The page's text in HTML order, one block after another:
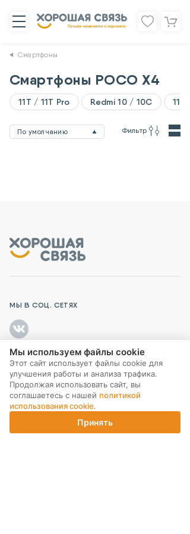
Смартфоны
Смартфоны POCO X4
11T / 11T Pro Redmi 10 / 10C 11
По умолчанию Фильтр
Корзина
МЫ В СОЦ. СЕТЯХ
ПОДПИСКА НА РАССЫЛКУ
Мы используем файлы cookie
Этот сайт использует файлы cookie для
улучшения работы и анализа трафика.
Продолжая использовать сайт, вы
соглашаетесь с нашей политикой
использования cookie.
Принять